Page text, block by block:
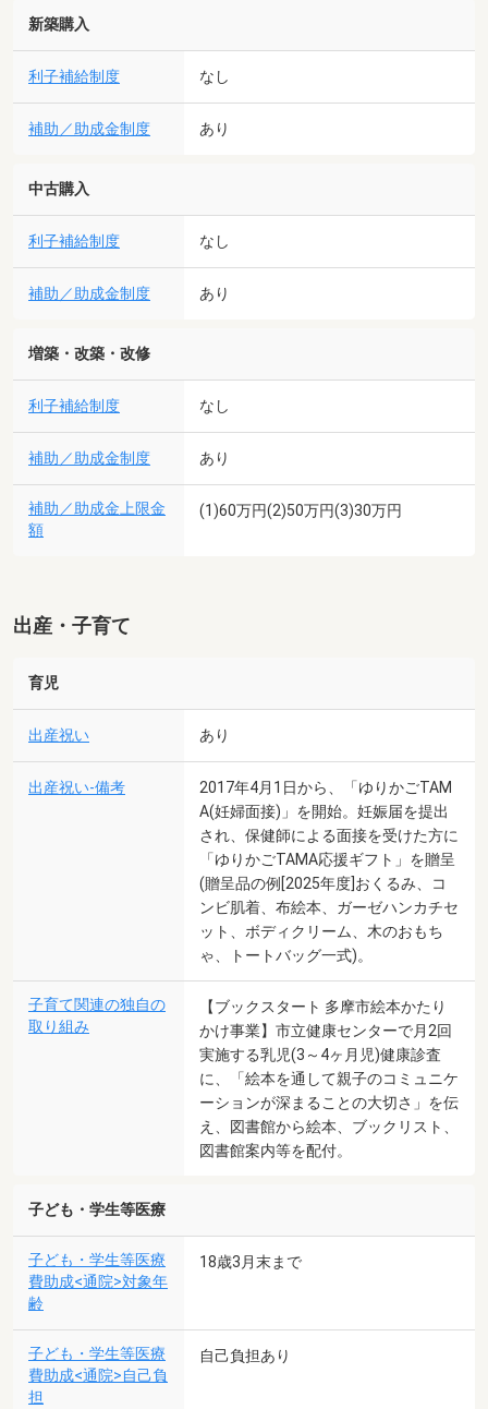
新築購入
利子補給制度 なし
補助／助成金制度 あり
中古購入
利子補給制度 なし
補助／助成金制度 あり
増築・改築・改修
利子補給制度 なし
補助／助成金制度 あり
補助／助成金上限金
額
(1)60万円(2)50万円(3)30万円
出産・子育て
育児
出産祝い あり
出産祝い-備考
2017年4月1日から、「ゆりかごTAM
A(妊婦面接)」を開始。妊娠届を提出
され、保健師による面接を受けた方に
「ゆりかごTAMA応援ギフト」を贈呈
(贈呈品の例[2025年度]おくるみ、コ
ンビ肌着、布絵本、ガーゼハンカチセ
ット、ボディクリーム、木のおもち
ゃ、トートバッグ一式)。
子育て関連の独自の
取り組み
【ブックスタート 多摩市絵本かたり
かけ事業】市立健康センターで月2回
実施する乳児(3～4ヶ月児)健康診査
に、「絵本を通して親子のコミュニケ
ーションが深まることの大切さ」を伝
え、図書館から絵本、ブックリスト、
図書館案内等を配付。
子ども・学生等医療
子ども・学生等医療
費助成<通院>対象年
齢
18歳3月末まで
子ども・学生等医療
費助成<通院>自己負
担
自己負担あり